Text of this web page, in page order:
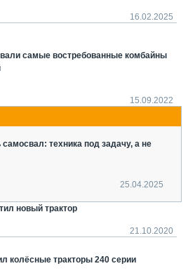
16.02.2025
самые востребованные комбайны
15.09.2022
самосвал: техника под задачу, а не
25.04.2025
новый трактор
21.10.2020
колёсные тракторы 240 серии